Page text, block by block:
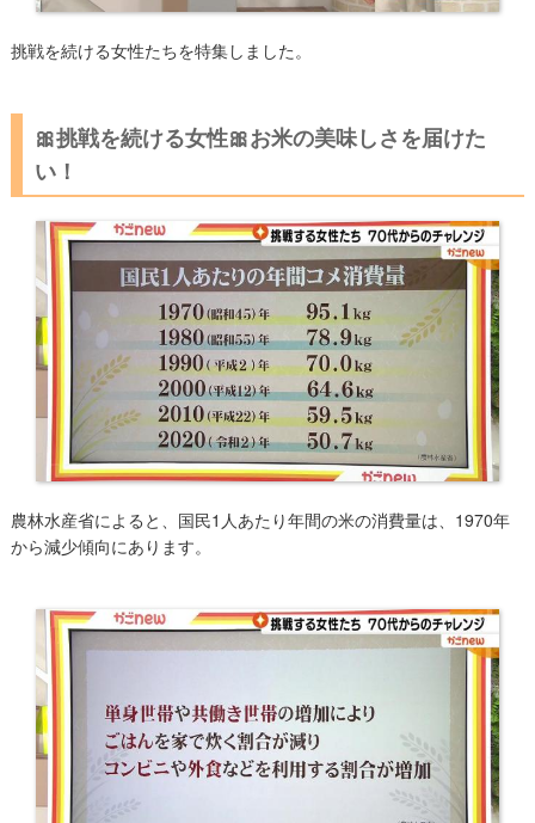
挑戦を続ける女性たちを特集しました。
🎀挑戦を続ける女性🎀お米の美味しさを届けた
い！
農林水産省によると、国民1人あたり年間の米の消費量は、1970年
から減少傾向にあります。